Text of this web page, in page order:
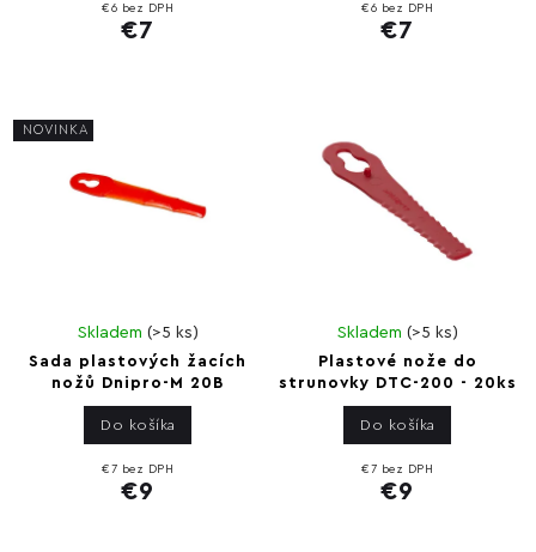
€6 bez DPH
€7
€6 bez DPH
€7
NOVINKA
Sada plastových žacích
nožů Dnipro-M 20B
Skladem (>5 ks)
€7 bez DPH
€9
Do košíka
Plastové nože do
strunovky DTC-200 - 20ks
Skladem (>5 ks)
€7 bez DPH
€9
Do košíka